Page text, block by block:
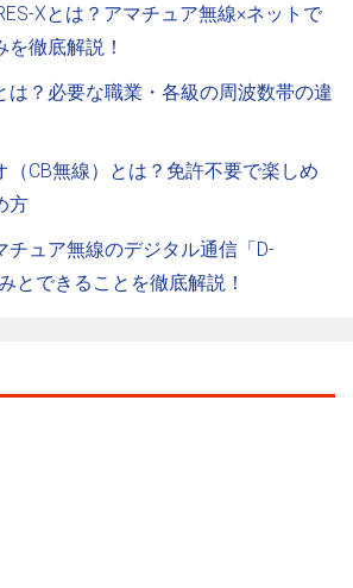
Xとは？アマチュア無線×ネットで
徹底解説！
は？必要な職業・各級の周波数帯の違
（CB無線）とは？免許不要で楽しめ
方
チュア無線のデジタル通信「D-
とできることを徹底解説！